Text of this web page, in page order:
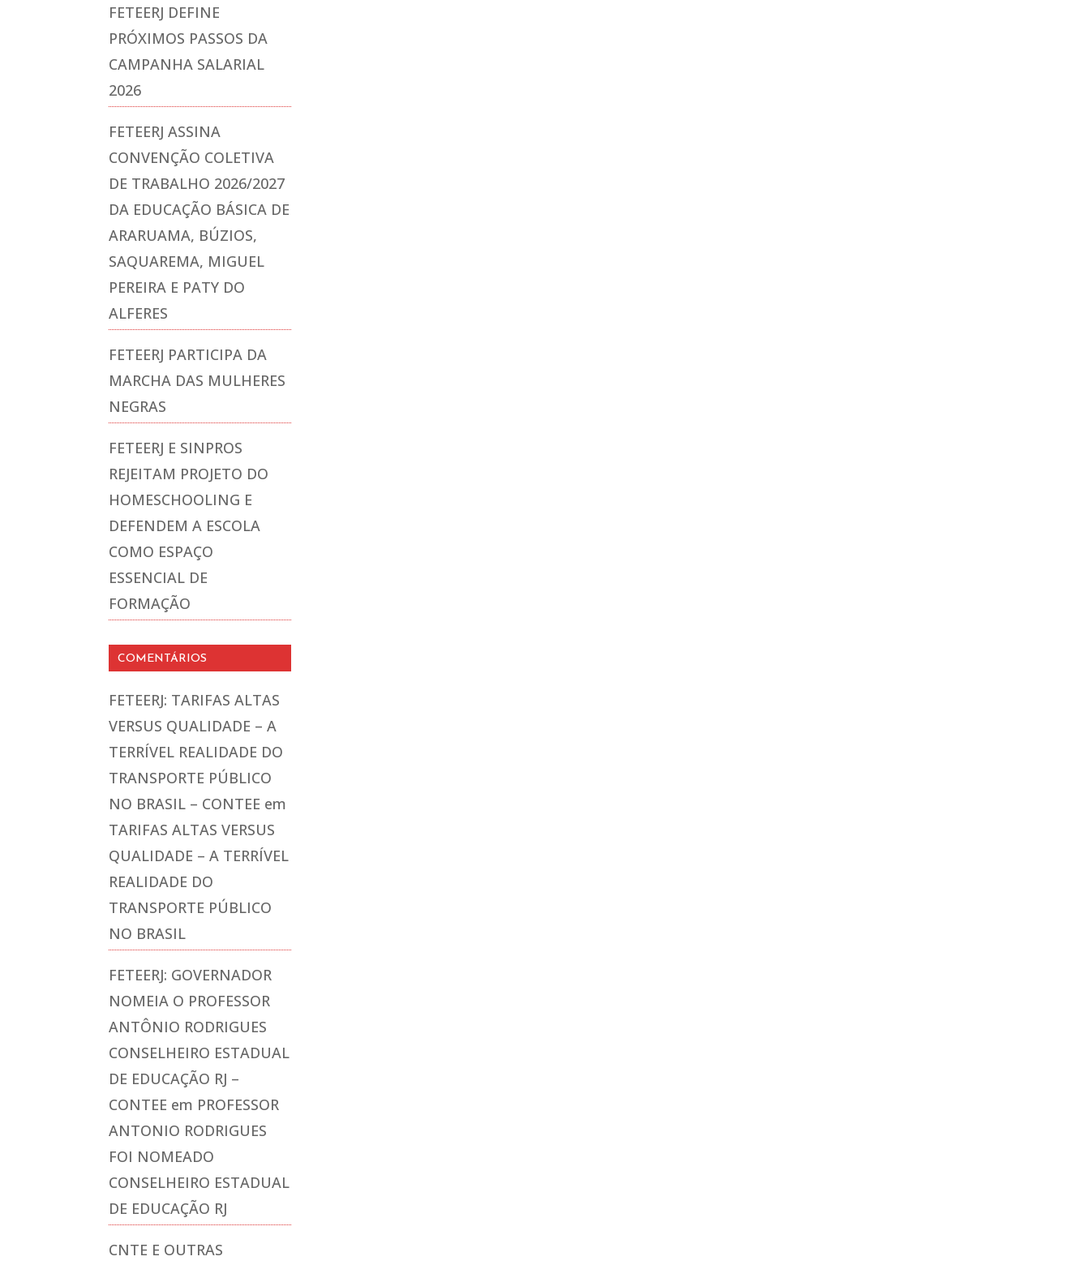
FETEERJ DEFINE
PRÓXIMOS PASSOS DA
CAMPANHA SALARIAL
2026
FETEERJ ASSINA
CONVENÇÃO COLETIVA
DE TRABALHO 2026/2027
DA EDUCAÇÃO BÁSICA DE
ARARUAMA, BÚZIOS,
SAQUAREMA, MIGUEL
PEREIRA E PATY DO
ALFERES
FETEERJ PARTICIPA DA
MARCHA DAS MULHERES
NEGRAS
FETEERJ E SINPROS
REJEITAM PROJETO DO
HOMESCHOOLING E
DEFENDEM A ESCOLA
COMO ESPAÇO
ESSENCIAL DE
FORMAÇÃO
COMENTÁRIOS
FETEERJ: TARIFAS ALTAS
VERSUS QUALIDADE – A
TERRÍVEL REALIDADE DO
TRANSPORTE PÚBLICO
NO BRASIL – CONTEE em
TARIFAS ALTAS VERSUS
QUALIDADE – A TERRÍVEL
REALIDADE DO
TRANSPORTE PÚBLICO
NO BRASIL
FETEERJ: GOVERNADOR
NOMEIA O PROFESSOR
ANTÔNIO RODRIGUES
CONSELHEIRO ESTADUAL
DE EDUCAÇÃO RJ –
CONTEE em PROFESSOR
ANTONIO RODRIGUES
FOI NOMEADO
CONSELHEIRO ESTADUAL
DE EDUCAÇÃO RJ
CNTE E OUTRAS